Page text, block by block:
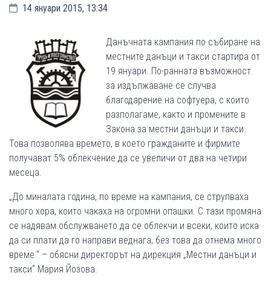
14 януари 2015, 13:34
Данъчната кампания по събиране на
местните данъци и такси стартира от
19 януари. По-ранната възможност
за издължаване се случва
благодарение на софтуера, с които
разполагаме, както и промените в
Закона за местни данъци и такси.
Това позволява времето, в което гражданите и фирмите
получават 5% облекчение да се увеличи от два на четири
месеца.
„До миналата година, по време на кампания, се струпваха
много хора, които чакаха на огромни опашки. С тази промяна
се надявам обслужването да се облекчи и всеки, които иска
да си плати да го направи веднага, без това да отнема много
време.“ – обясни директорът на дирекция „Местни данъци и
такси“ Мария Йозова.